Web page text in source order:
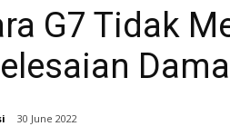
G7 Tidak
30 June 2022